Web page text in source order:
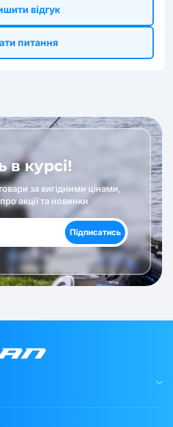
відгук
питання
в курсі!
за вигідними цінами,
акції та новинки
Підписатись